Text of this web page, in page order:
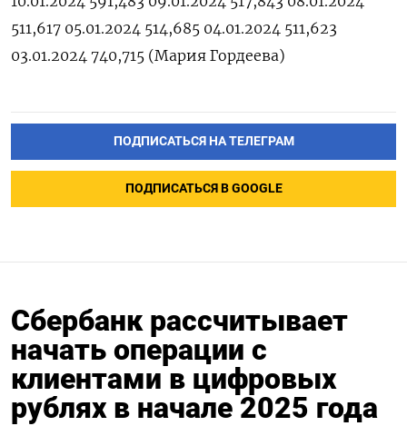
511,617 05.01.2024 514,685 04.01.2024 511,623
03.01.2024 740,715 (Мария Гордеева)
ПОДПИСАТЬСЯ НА ТЕЛЕГРАМ
ПОДПИСАТЬСЯ В GOOGLE
Сбербанк рассчитывает
начать операции с
клиентами в цифровых
рублях в начале 2025 года